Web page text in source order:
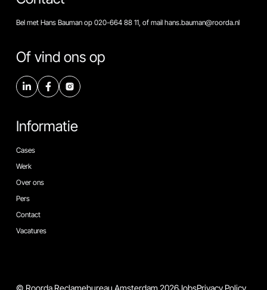
Bel met Hans Bauman op 020-664 88 11, of mail hans.bauman@roorda.nl
Of vind ons op
Informatie
Cases
Werk
Over ons
Pers
Contact
Vacatures